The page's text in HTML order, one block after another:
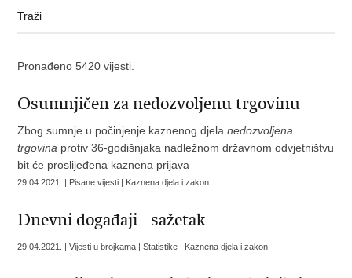
Pronađeno 5420 vijesti.
Osumnjičen za nedozvoljenu trgovinu
Zbog sumnje u počinjenje kaznenog djelanedozvoljena
trgovina protiv 36-godišnjaka nadležnom državnom odvjetništvu
bit će proslijeđena kaznena prijava
29.04.2021. | Pisane vijesti | Kaznena djela i zakon
Dnevni događaji - sažetak
29.04.2021. | Vijesti u brojkama | Statistike | Kaznena djela i zakon